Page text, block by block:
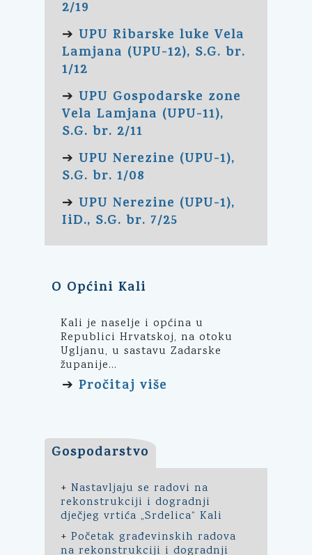
2/19
➔ UPU Ribarske luke Vela
Lamjana (UPU-12), S.G. br.
1/12
➔ UPU Gospodarske zone
Vela Lamjana (UPU-11),
S.G. br. 2/11
➔ UPU Nerezine (UPU-1),
S.G. br. 1/08
➔ UPU Nerezine (UPU-1),
IiD., S.G. br. 7/25
O Općini Kali
Kali je naselje i općina u
Republici Hrvatskoj, na otoku
Ugljanu, u sastavu Zadarske
županije...
➔ Pročitaj više
Gospodarstvo
+ Nastavljaju se radovi na
rekonstrukciji i dogradnji
dječjeg vrtića „Srdelica“ Kali
+ Početak građevinskih radova
na rekonstrukciji i dogradnji